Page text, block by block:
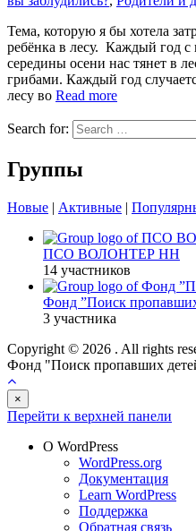
Тема, которую я бы хотела
ребёнка в лесу. Каждый год
середины осени нас тянет в
грибами. Каждый год
лесу во Read more
Search for:
Группы
Новые | Активные |
ПСО ВОЛОНТЕР НН
14 участников
Фонд ”Поиск
3 участника
Copyright © 2026 . All rights
Фонд "Поиск пропавших
×
Перейти к верхней панели
О WordPress
WordPress.org
Документация
Learn WordPress
Поддержка
Обратная связь